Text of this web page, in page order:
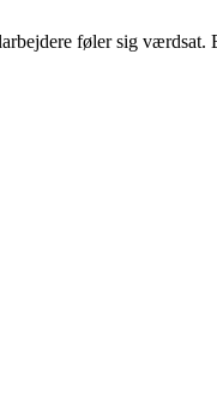
føler sig